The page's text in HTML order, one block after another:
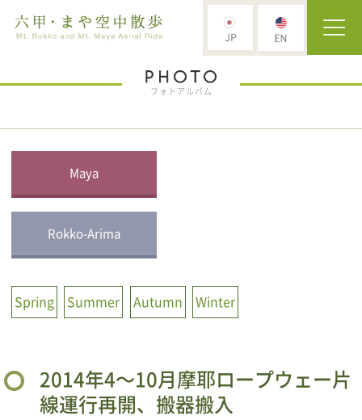
フォトアルバム
Maya
Rokko-Arima
Spring Summer Autumn Winter
2014年4～10月摩耶ロープウェー片
線運行再開、搬器搬入